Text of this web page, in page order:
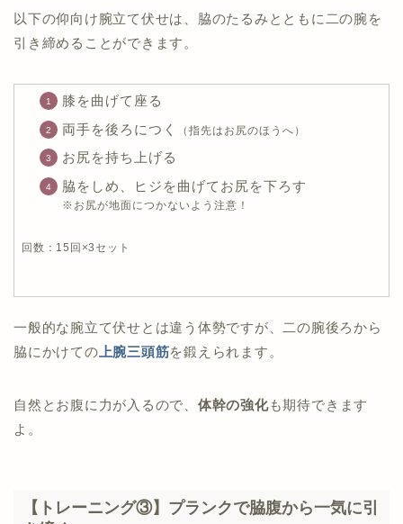
以下の仰向け腕立て伏せは、脇のたるみとともに二の腕を
引き締めることができます。
膝を曲げて座る
両手を後ろにつく
（指先はお尻のほうへ）
お尻を持ち上げる
脇をしめ、ヒジを曲げてお尻を下ろす
※お尻が地面につかないよう注意！
回数：15回×3セット
一般的な腕立て伏せとは違う体勢ですが、二の腕後ろから
脇にかけての 上腕三頭筋を鍛えられます。
自然とお腹に力が入るので、 体幹の強化も期待できます
よ。
【トレーニング③】プランクで脇腹から一気に引